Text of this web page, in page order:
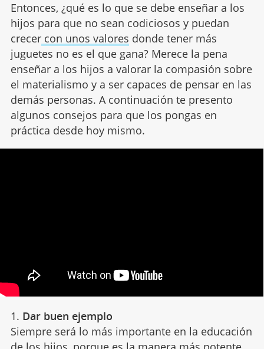
Entonces, ¿qué es lo que se debe enseñar a los
hijos para que no sean codiciosos y puedan
crecercon unos valores donde tener más
juguetes no es el que gana? Merece la pena
enseñar a los hijos a valorar la compasión sobre
el materialismo y a ser capaces de pensar en las
demás personas. A continuación te presento
algunos consejos para que los pongas en
práctica desde hoy mismo.
1. Dar buen ejemplo
Siempre será lo más importante en la educación